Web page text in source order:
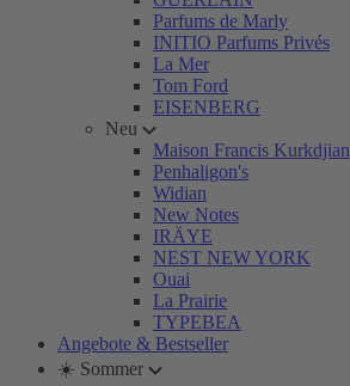
Parfums de Marly
INITIO Parfums Privés
La Mer
Tom Ford
EISENBERG
Neu
Maison Francis Kurkdjian
Penhaligon's
Widian
New Notes
IRÄYE
NEST NEW YORK
Ouai
La Prairie
TYPEBEA
Angebote & Bestseller
☀️ Sommer